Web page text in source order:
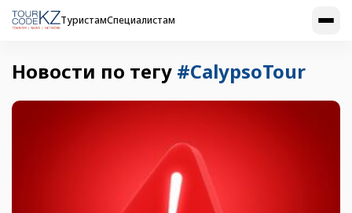
ТуристамСпециалистам
Новости по тегу #CalypsoTour